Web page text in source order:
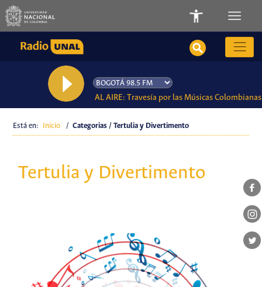
AL AIRE: Travesía por las Músicas Colombianas
Está en: Inicio / Categorias / Tertulia y Divertimento
Tertulia y Divertimento